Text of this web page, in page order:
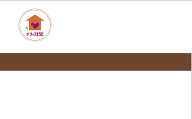
最新情報
NEWS